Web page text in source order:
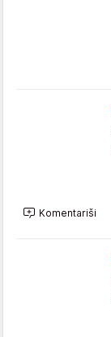
Komentariši